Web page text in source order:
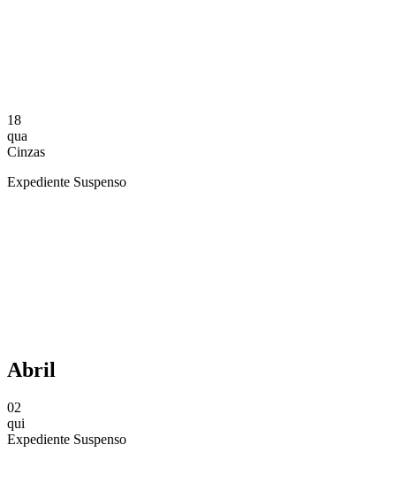
18
qua
Cinzas
Expediente Suspenso
Abril
02
qui
Expediente Suspenso